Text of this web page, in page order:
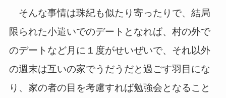
そんな事情は珠紀も似たり寄ったりで、結局
限られた小遣いでのデートとなれば、村の外で
のデートなど月に１度がせいぜいで、それ以外
の週末は互いの家でうだうだと過ごす羽目にな
り、家の者の目を考慮すれば勉強会となること